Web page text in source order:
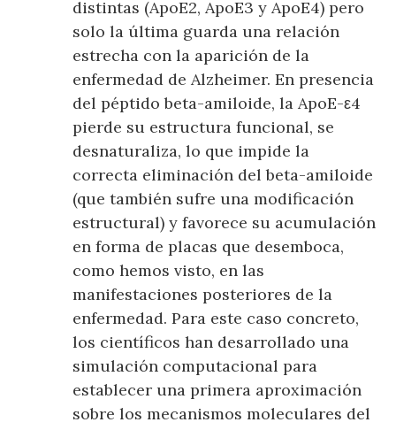
distintas (ApoE2, ApoE3 y ApoE4) pero
solo la última guarda una relación
estrecha con la aparición de la
enfermedad de Alzheimer. En presencia
del péptido beta-amiloide, la ApoE-ε4
pierde su estructura funcional, se
desnaturaliza, lo que impide la
correcta eliminación del beta-amiloide
(que también sufre una modificación
estructural) y favorece su acumulación
en forma de placas que desemboca,
como hemos visto, en las
manifestaciones posteriores de la
enfermedad. Para este caso concreto,
los científicos han desarrollado una
simulación computacional para
establecer una primera aproximación
sobre los mecanismos moleculares del